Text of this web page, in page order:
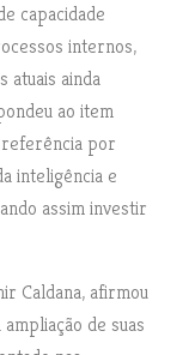
capacidade
internos,
atuais ainda
ao item
por
inteligência e
assim investir
Caldana, afirmou
de suas